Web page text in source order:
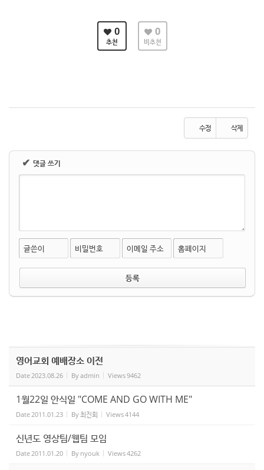
0
추천
0
비추천
수정 삭제
✔ 댓글 쓰기
글쓴이 비밀번호 이메일 주소 홈페이지
영어교회 예배장소 이전
Date2023.08.26 Byadmin Views9462
1월22일 안식일 "COME AND GO WITH ME"
Date2011.01.23 By최진희 Views4144
신년도 영상팀/웹팀 모임
Date2011.01.20 By nyouk Views4262